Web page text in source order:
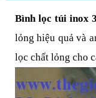
Bình lọc túi inox
lỏng hiệu quả và
lọc chất lỏng cho